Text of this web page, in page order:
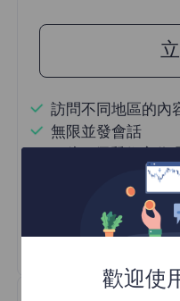
訪問不同地區的內
無限並發會話
HTTP(S)/SOCKS5
歡迎使